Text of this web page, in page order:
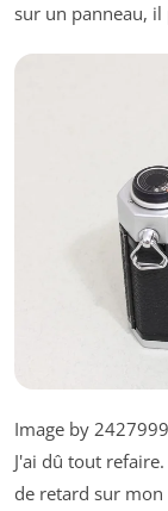
sur un panneau, il
Image by
J'ai dû tout
de retard sur